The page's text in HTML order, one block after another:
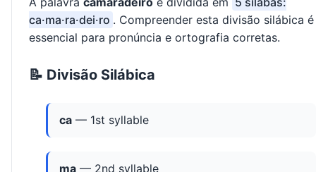
ca·ma·ra·dei·ro . Compreender esta divisão silábica é
essencial para pronúncia e ortografia corretas.
📝 Divisão Silábica
ca — 1st syllable
ma — 2nd syllable